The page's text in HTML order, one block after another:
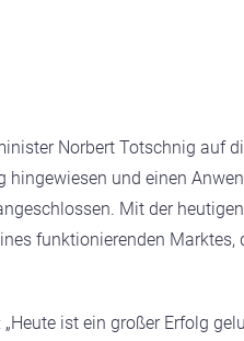
Norbert Totschnig auf
und einen
Mit der
funktionierenden
ist ein großer Erfolg